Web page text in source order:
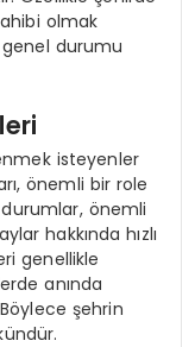
olmak
durumu
isteyenler
önemli bir role
önemli
hakkında hızlı
genellikle
anında
şehrin